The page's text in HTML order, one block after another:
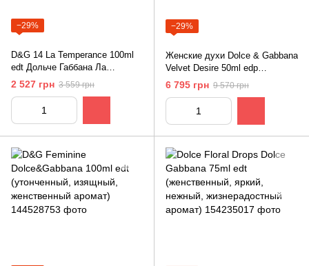
−29%
D&G 14 La Temperance 100ml
edt Дольче Габбана Ла
Темперанс
2 527 грн 3 559 грн
−29%
Женские духи Dolce & Gabbana
Velvet Desire 50ml edp
(женственный, роскошный,
шикарный, роскошный)
6 795 грн 9 570 грн